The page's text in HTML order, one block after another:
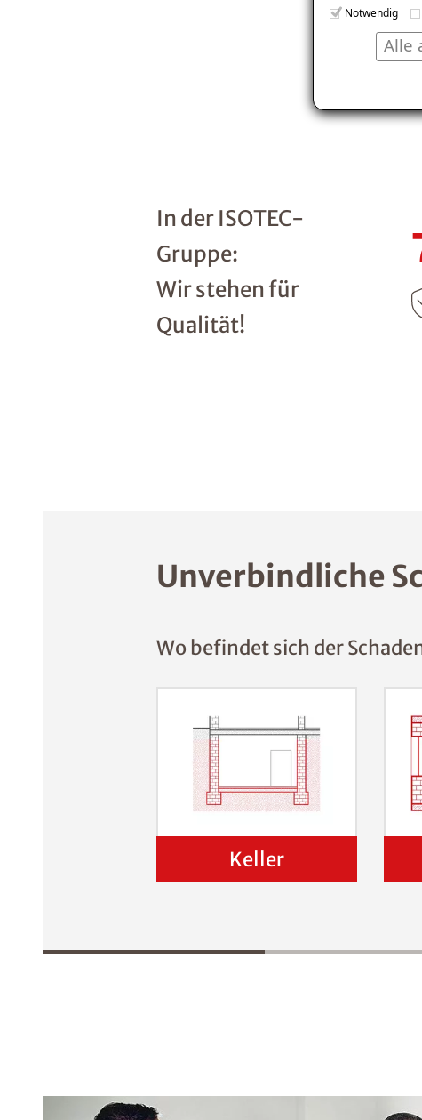
Notwendig
Alle
In der ISOTEC-
Gruppe:
Wir stehen für
Qualität!
Unverbindliche
Wo befindet sich der
Keller